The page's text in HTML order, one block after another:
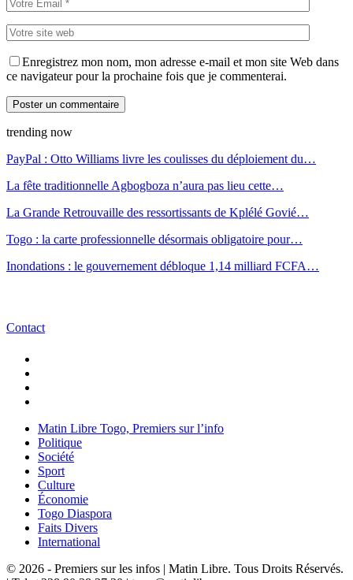
Enregistrez mon nom, mon adresse e-mail et mon site Web dans
ce navigateur pour la prochaine fois que je commenterai.
trending now
PayPal : Otto Williams livre les coulisses du déploiement du…
La fête traditionnelle Agbogboza n’aura pas lieu cette…
La Grande Retrouvaille des ressortissants de Kplélé Govié…
Togo : la carte professionnelle désormais obligatoire pour…
Inondations : le gouvernement débloque 1,14 milliard FCFA…
Contact
Matin Libre Togo, Premiers sur l’info
Politique
Société
Sport
Culture
Économie
Togo Diaspora
Faits Divers
International
© 2026 - Premiers sur les infos | Matin Libre. Tous Droits Réservés.